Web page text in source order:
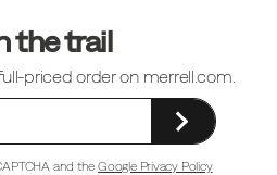
the trail
priced order on merrell.com.
and theGoogle Privacy Policy